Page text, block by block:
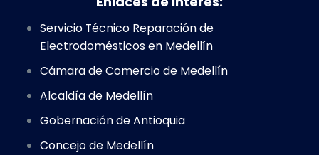
Servicio Técnico Reparación de
Electrodomésticos en Medellín
Cámara de Comercio de Medellín
Alcaldía de Medellín
Gobernación de Antioquia
Concejo de Medellín